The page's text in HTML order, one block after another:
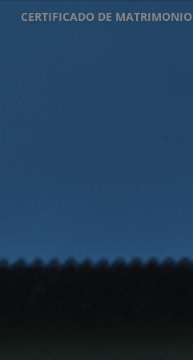
CERTIFICADO DE MATRIMONIO